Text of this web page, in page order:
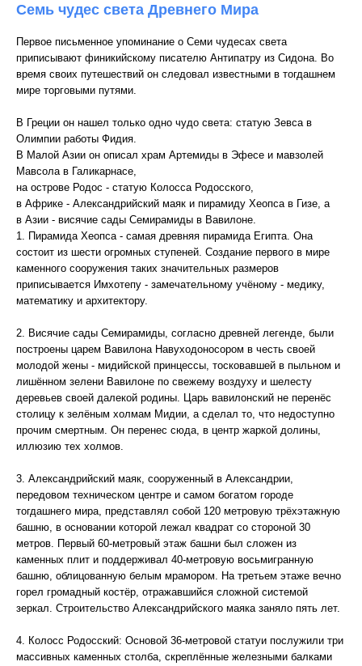
Семь чудес света Древнего Мира
Первое письменное упоминание о Семи чудесах света
приписывают финикийскому писателю Антипатру из Сидона. Во
время своих путешествий он следовал известными в тогдашнем
мире торговыми путями.
В Греции он нашел только одно чудо света: статую Зевса в
Олимпии работы Фидия.
В Малой Азии он описал храм Артемиды в Эфесе и мавзолей
Мавсола в Галикарнасе,
на острове Родос - статую Колосса Родосского,
в Африке - Александрийский маяк и пирамиду Хеопса в Гизе, а
в Азии - висячие сады Семирамиды в Вавилоне.
1. Пирамида Хеопса - самая древняя пирамида Египта. Она
состоит из шести огромных ступеней. Создание первого в мире
каменного сооружения таких значительных размеров
приписывается Имхотепу - замечательному учёному - медику,
математику и архитектору.
2. Висячие сады Семирамиды, согласно древней легенде, были
построены царем Вавилона Навуходоносором в честь своей
молодой жены - мидийской принцессы, тосковавшей в пыльном и
лишённом зелени Вавилоне по свежему воздуху и шелесту
деревьев своей далекой родины. Царь вавилонский не перенёс
столицу к зелёным холмам Мидии, а сделал то, что недоступно
прочим смертным. Он перенес сюда, в центр жаркой долины,
иллюзию тех холмов.
3. Александрийский маяк, сооруженный в Александрии,
передовом техническом центре и самом богатом городе
тогдашнего мира, представлял собой 120 метровую трёхэтажную
башню, в основании которой лежал квадрат со стороной 30
метров. Первый 60-метровый этаж башни был сложен из
каменных плит и поддерживал 40-метровую восьмигранную
башню, облицованную белым мрамором. На третьем этаже вечно
горел громадный костёр, отражавшийся сложной системой
зеркал. Строительство Александрийского маяка заняло пять лет.
4. Колосс Родосский: Основой 36-метровой статуи послужили три
массивных каменных столба, скреплённые железными балками